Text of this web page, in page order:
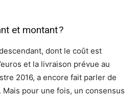
et montant ?
dont le coût est
et la livraison prévue au
2016, a encore fait parler de
pour une fois, un consensus